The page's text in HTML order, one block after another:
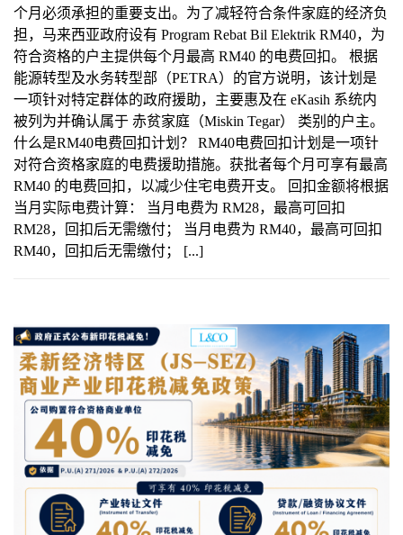
个月必须承担的重要支出。为了减轻符合条件家庭的经济负
担，马来西亚政府设有 Program Rebat Bil Elektrik RM40，为
符合资格的户主提供每个月最高 RM40 的电费回扣。 根据
能源转型及水务转型部（PETRA）的官方说明，该计划是
一项针对特定群体的政府援助，主要惠及在 eKasih 系统内
被列为并确认属于 赤贫家庭（Miskin Tegar） 类别的户主。
什么是RM40电费回扣计划？ RM40电费回扣计划是一项针
对符合资格家庭的电费援助措施。获批者每个月可享有最高
RM40 的电费回扣，以减少住宅电费开支。 回扣金额将根据
当月实际电费计算： 当月电费为 RM28，最高可回扣
RM28，回扣后无需缴付； 当月电费为 RM40，最高可回扣
RM40，回扣后无需缴付； [...]